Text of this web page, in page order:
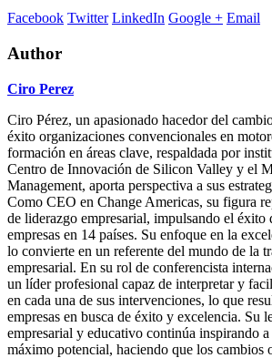
Facebook Twitter LinkedIn Google + Email
Author
Ciro Perez
Ciro Pérez, un apasionado hacedor del
éxito organizaciones convencionales en
formación en áreas clave, respaldada por
Centro de Innovación de Silicon Valley y el
Management, aporta perspectiva a sus
Como CEO en Change Americas, su figura
de liderazgo empresarial, impulsando el éxito
empresas en 14 países. Su enfoque en la
lo convierte en un referente del mundo de la
empresarial. En su rol de conferencista
un líder profesional capaz de interpretar y
en cada una de sus intervenciones, lo que
empresas en busca de éxito y excelencia. Su
empresarial y educativo continúa inspirando a
máximo potencial, haciendo que los cambios